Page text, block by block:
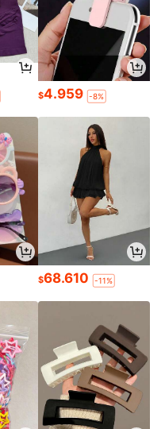
$4.959 -8%
$68.610 -11%